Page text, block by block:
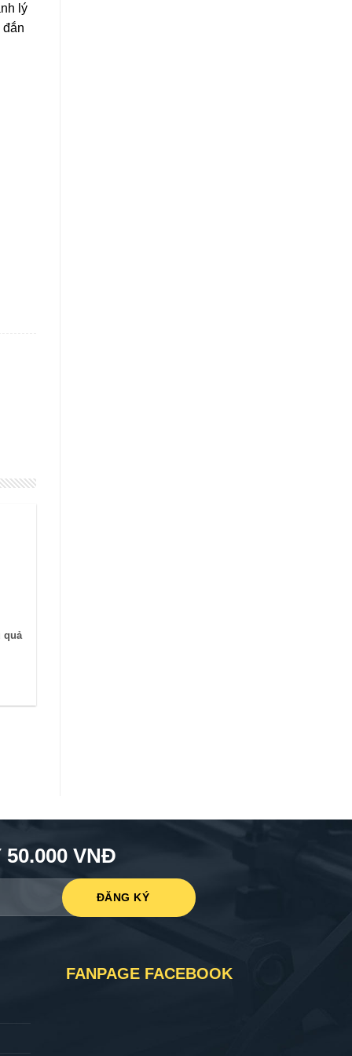
lý
đắn
quả
VNĐ
FANPAGE FACEBOOK